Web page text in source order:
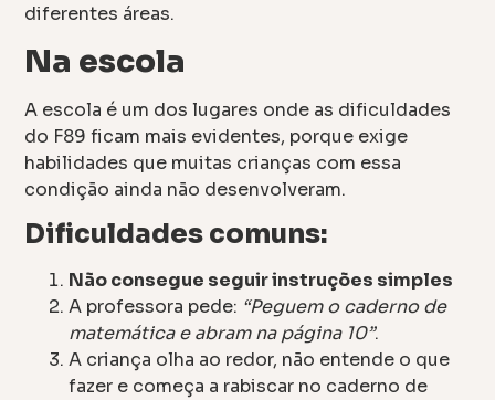
diferentes áreas.
Na escola
A escola é um dos lugares onde as dificuldades
do F89 ficam mais evidentes, porque exige
habilidades que muitas crianças com essa
condição ainda não desenvolveram.
Dificuldades comuns:
Não consegue seguir instruções simples
A professora pede: “Peguem o caderno de
matemática e abram na página 10”.
A criança olha ao redor, não entende o que
fazer e começa a rabiscar no caderno de